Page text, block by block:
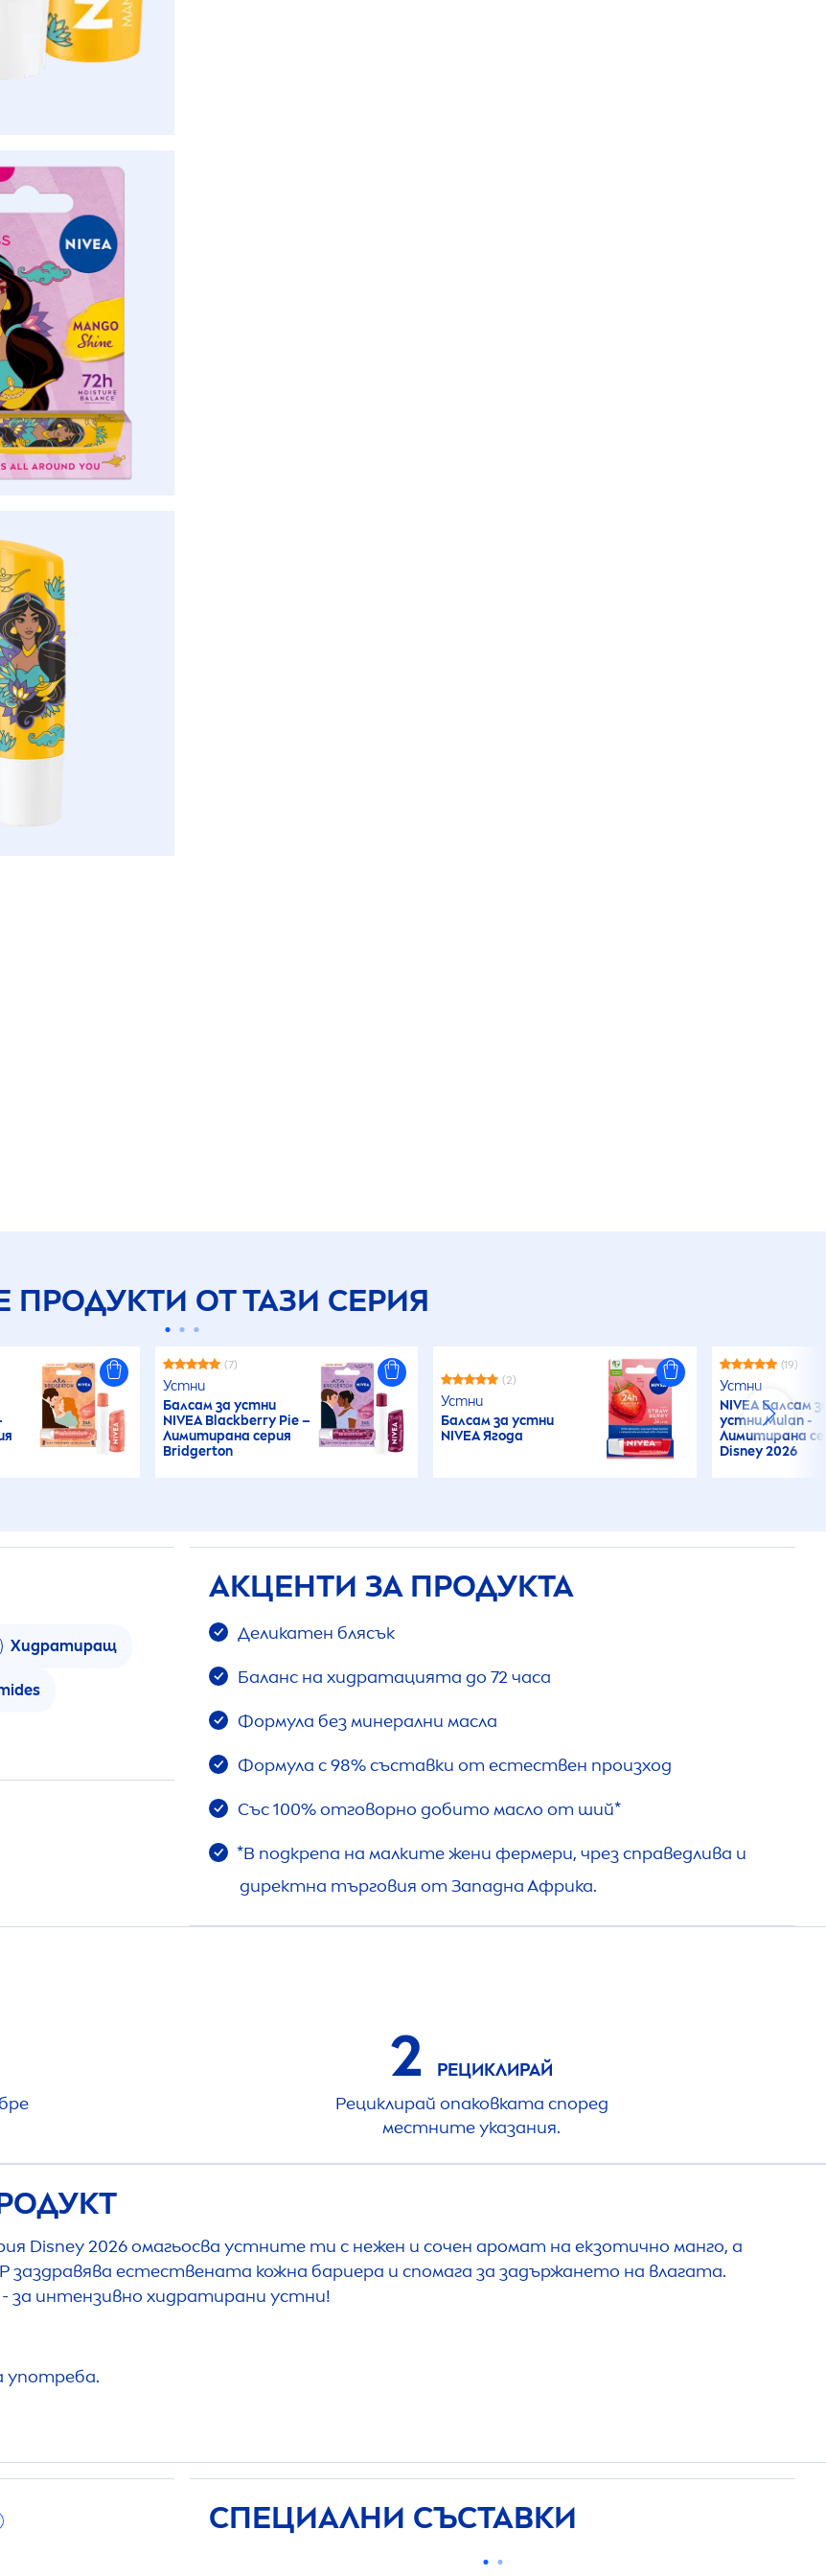
ОТ ТАЗИ СЕРИЯ
(7)
Устни
Балсам за устни
NIVEA Blackberry Pie –
Лимитирана серия
Bridgerton
(2)
Устни
Балсам за устни
NIVEAЯгода
(19)
Устни
NIVEAБалсам
устни Mulan -
Лимитирана
Disney 2026
Хидратиращ
АКЦЕНТИ ЗА ПРОДУКТА
Деликатен блясък
Баланс на хидратацията до 72 часа
Формула без минерални масла
Формула с 98% съставки от естествен произход
Със 100% отговорно добито масло от ший*
*В подкрепа на малките жени фермери, чрез справедлива и
директна търговия от Западна Африка.
2
РЕЦИКЛИРАЙ
Рециклирай опаковката според
местните указания.
Disney 2026 омагьосва устните ти с нежен и сочен аромат на екзотично манго, а
естествената кожна бариера и спомага за задържането на влагата.
за интензивно хидратирани устни!
употреба.
СПЕЦИАЛНИ СЪСТАВКИ